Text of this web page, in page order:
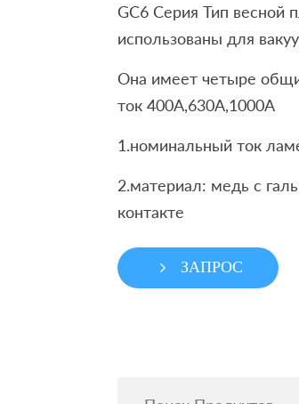
GC6 Серия Тип весной
использованы для
Она имеет четыре
ток 400A,630A,1000A
1.номинальный ток
2.материал: медь с
контакте
ЗАПРОС